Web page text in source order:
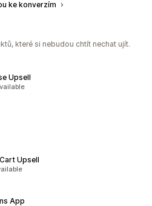
ke konverzím
které si nebudou chtít nechat ujít.
Upsell
Upsell
App